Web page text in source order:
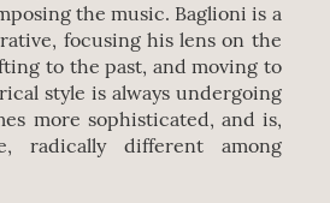
the music. Baglioni is a
focusing his lens on the
to the past, and moving to
style is always undergoing
more sophisticated, and is,
radically different among